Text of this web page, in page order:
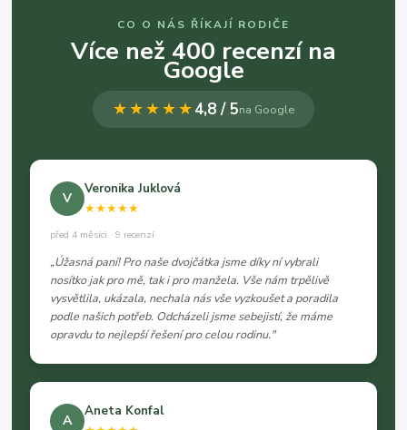
CO O NÁS ŘÍKAJÍ RODIČE
Více než 400 recenzí na
Google
★★★★★4,8 / 5na Google
V
Veronika Juklová
★★★★★
před 4 měsíci · 9 recenzí
„Úžasná paní! Pro naše dvojčátka jsme díky ní vybrali
nosítko jak pro mě, tak i pro manžela. Vše nám trpělivě
vysvětlila, ukázala, nechala nás vše vyzkoušet a poradila
podle našich potřeb. Odcházeli jsme sebejistí, že máme
opravdu to nejlepší řešení pro celou rodinu."
A
Aneta Konfal